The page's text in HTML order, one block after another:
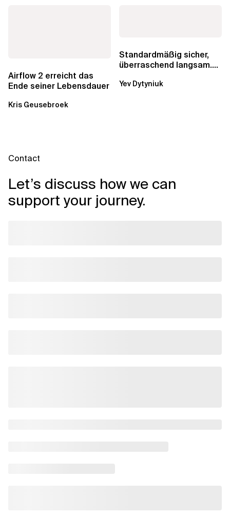
Airflow 2 erreicht das
Ende seiner Lebensdauer
Kris Geusebroek
Standardmäßig sicher,
überraschend langsam.
über die RDS...
Yev Dytyniuk
Contact
Let’s discuss how we can
support your journey.